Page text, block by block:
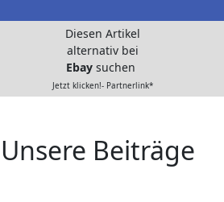
Diesen Artikel
alternativ bei
Ebay suchen
Jetzt klicken!- Partnerlink*
Unsere Beiträge